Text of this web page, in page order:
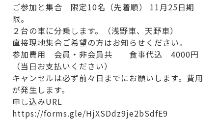
ご参加と集合 限定10名（先着順） 11月25日期
限。
２台の車に分乗します。（浅野車、天野車）
直接現地集合ご希望の方はお知らせください。
参加費用 会員・非会員共 食事代込 4000円
（当日お支払いください）
キャンセルは必ず前々日までにお願いします。費用
が発生します。
申し込みURL
https://forms.gle/HjXSDdz9je2bSdfE9